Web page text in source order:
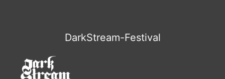
DarkStream-Festival